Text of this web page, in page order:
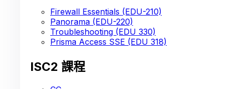
Firewall Essentials (EDU-210)
Panorama (EDU-220)
Troubleshooting (EDU 330)
Prisma Access SSE (EDU 318)
ISC2 課程